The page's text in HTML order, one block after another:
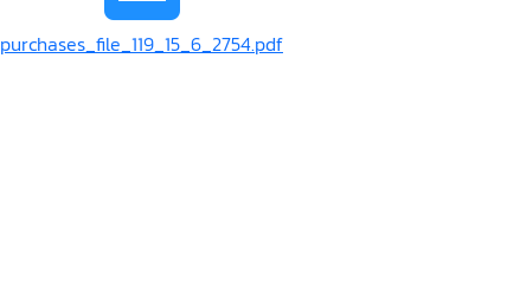
purchases_file_119_15_6_2754.pdf